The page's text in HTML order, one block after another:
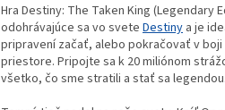
Hra Destiny: The Taken King
odohrávajúce sa vo svete Destiny a je
pripravení začať, alebo pokračovať v
priestore. Pripojte sa k 20 miliónom
všetko, čo sme stratili a stať sa legendou.